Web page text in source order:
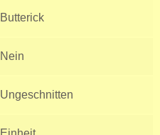
Butterick
Nein
Ungeschnitten